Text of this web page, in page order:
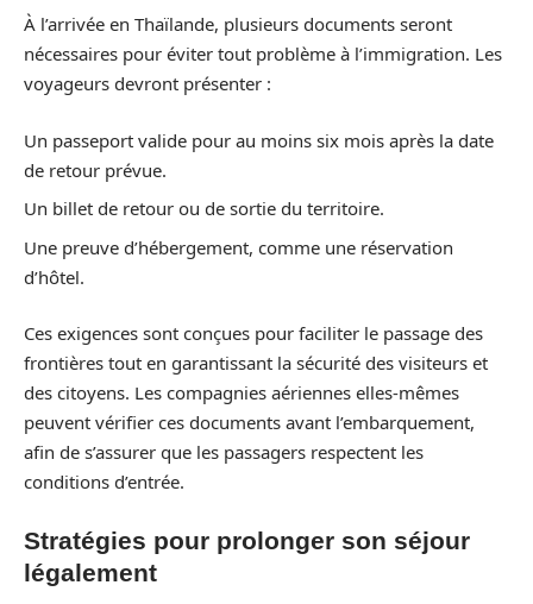
À l’arrivée en Thaïlande, plusieurs documents seront
nécessaires pour éviter tout problème à l’immigration. Les
voyageurs devront présenter :
Un passeport valide pour au moins six mois après la date
de retour prévue.
Un billet de retour ou de sortie du territoire.
Une preuve d’hébergement, comme une réservation
d’hôtel.
Ces exigences sont conçues pour faciliter le passage des
frontières tout en garantissant la sécurité des visiteurs et
des citoyens. Les compagnies aériennes elles-mêmes
peuvent vérifier ces documents avant l’embarquement,
afin de s’assurer que les passagers respectent les
conditions d’entrée.
Stratégies pour prolonger son séjour
légalement